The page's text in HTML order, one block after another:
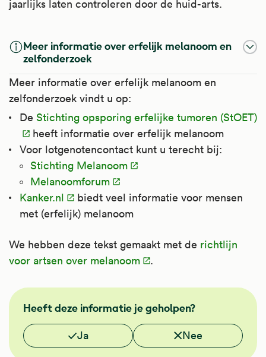
jaarlijks laten controleren door de huid-arts.
Meer informatie over erfelijk melanoom en
zelfonderzoek
Meer informatie over erfelijk melanoom en
zelfonderzoek vindt u op:
De Stichting opsporing erfelijke tumoren (StOET)
heeft informatie over erfelijk melanoom
Voor lotgenotencontact kunt u terecht bij:
Stichting Melanoom
Melanoomforum
Kanker.nl
biedt veel informatie voor mensen
met (erfelijk) melanoom
We hebben deze tekst gemaakt met de richtlijn
voor artsen over melanoom
.
FMS
Heeft deze informatie je geholpen?
Vond je deze informatie nuttig?
Ja Nee